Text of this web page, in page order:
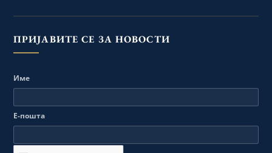
ПРИЈАВИТЕ СЕ ЗА НОВОСТИ
Име
Е-пошта